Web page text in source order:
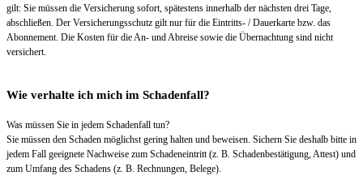
gilt: Sie müssen die Versicherung sofort, spätestens innerhalb der nächsten drei Tage,
abschließen. Der Versicherungsschutz gilt nur für die Eintritts- / Dauerkarte bzw. das
Abonnement. Die Kosten für die An- und Abreise sowie die Übernachtung sind nicht
versichert.
Wie verhalte ich mich im Schadenfall?
Was müssen Sie in jedem Schadenfall tun?
Sie müssen den Schaden möglichst gering halten und beweisen. Sichern Sie deshalb bitte in
jedem Fall geeignete Nachweise zum Schadeneintritt (z. B. Schadenbestätigung, Attest) und
zum Umfang des Schadens (z. B. Rechnungen, Belege).